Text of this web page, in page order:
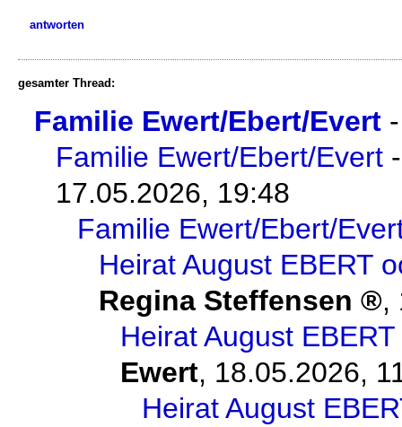
antworten
gesamter Thread:
Familie Ewert/Ebert/Evert
Familie Ewert/Ebert/Evert
17.05.2026, 19:48
Familie Ewert/Ebert/
Heirat August EBERT
Regina Steffensen
,
Heirat August
Ewert, 18.05.2026,
Heirat August